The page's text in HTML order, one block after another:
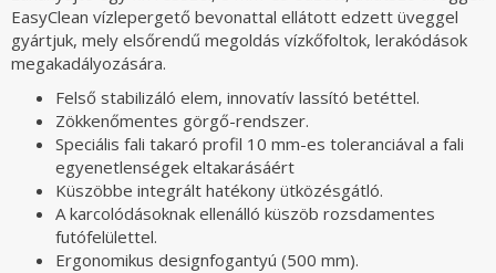
000 Ft.
000 Ft.
EasyClean vízlepergető bevonattal ellátott edzett üveggel
gyártjuk, mely elsőrendű megoldás vízkőfoltok, lerakódások
megakadályozására.
Felső stabilizáló elem, innovatív lassító betéttel.
Zökkenőmentes görgő-rendszer.
Speciális fali takaró profil 10 mm-es toleranciával a fali
egyenetlenségek eltakarásáért
Küszöbbe integrált hatékony ütközésgátló.
A karcolódásoknak ellenálló küszöb rozsdamentes
futófelülettel.
Ergonomikus designfogantyú (500 mm).